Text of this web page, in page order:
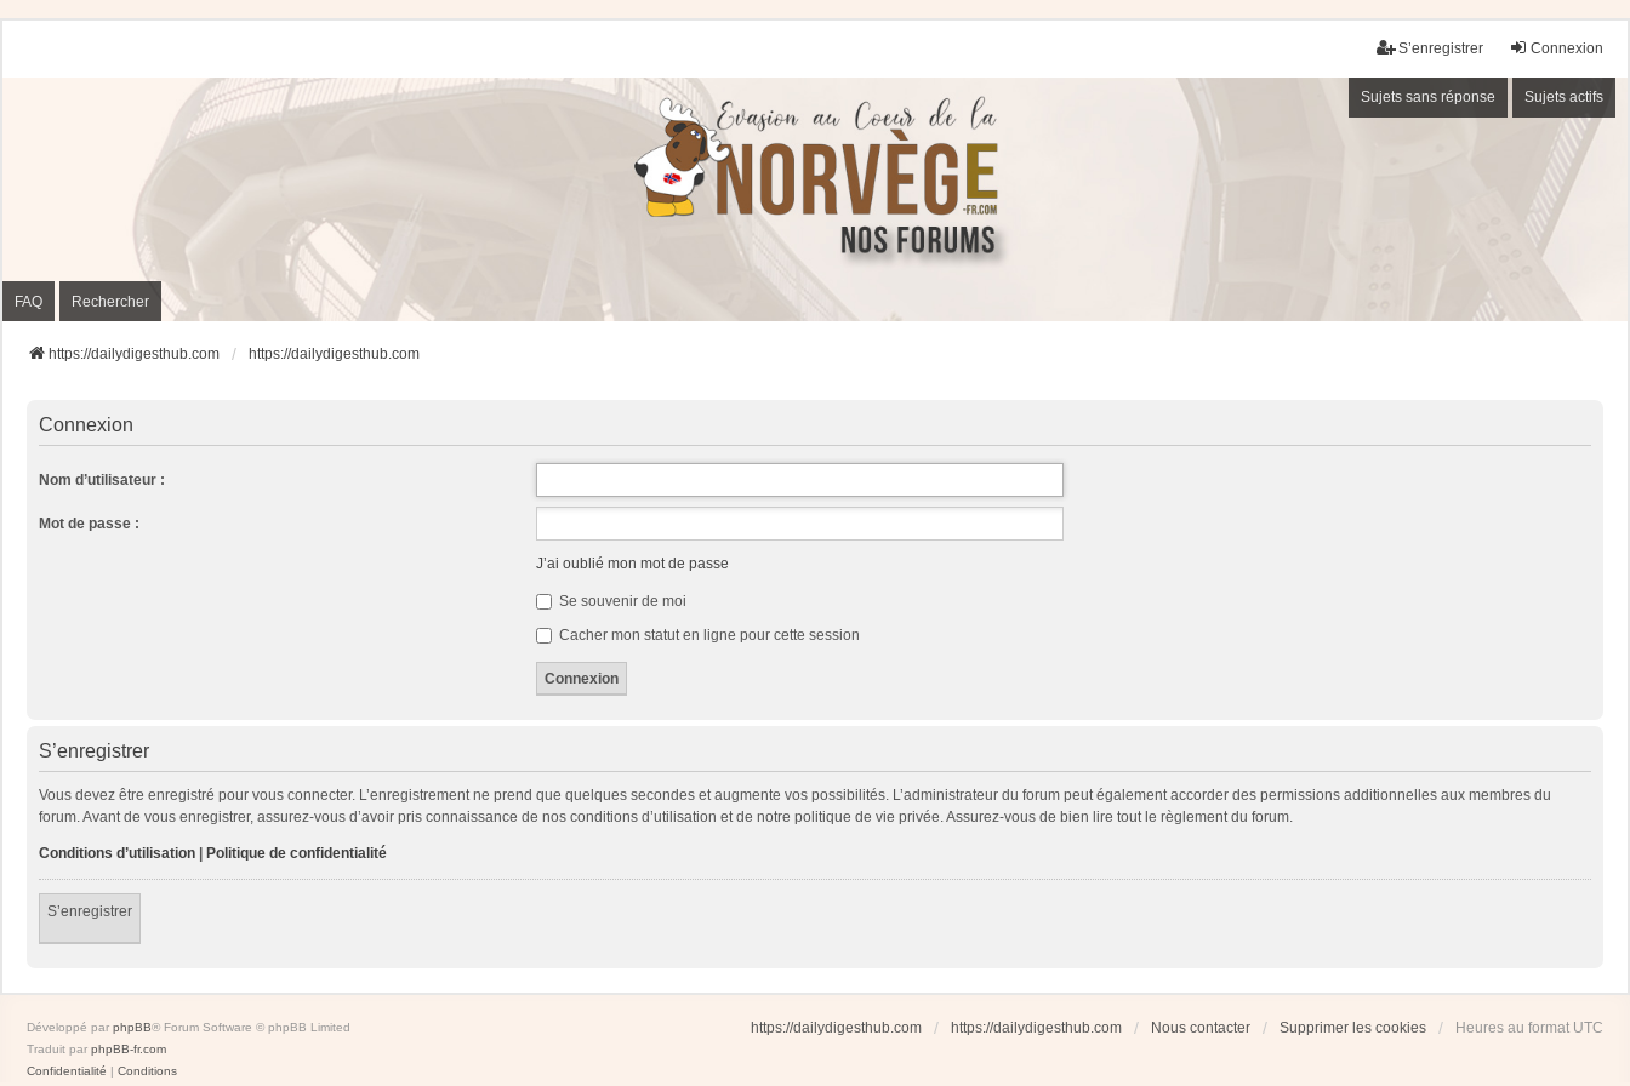
Connexion
S’enregistrer
Sujets sans réponse Sujets actifs
FAQ Rechercher
https://dailydigesthub.com https://dailydigesthub.com
Connexion
Nom d’utilisateur :
Mot de passe :
J’ai oublié mon mot de passe
Se souvenir de moi
Cacher mon statut en ligne pour cette session
S’enregistrer
Vous devez être enregistré pour vous connecter. L’enregistrement ne prend que quelques secondes et augmente vos possibilités. L’administrateur du forum peut également accorder des permissions additionnelles aux membres du
forum. Avant de vous enregistrer, assurez-vous d’avoir pris connaissance de nos conditions d’utilisation et de notre politique de vie privée. Assurez-vous de bien lire tout le règlement du forum.
Conditions d’utilisation Politique de confidentialité
S’enregistrer
https://dailydigesthub.com https://dailydigesthub.com Nous contacter Supprimer les cookies Heures au format UTC
Développé par phpBB® Forum Software © phpBB Limited
Traduit par phpBB-fr.com
Confidentialité | Conditions